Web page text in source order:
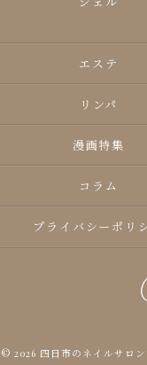
エステ
リンパ
漫画特集
コラム
プライバシーポリ
© 2026 四日市のネイルサロ